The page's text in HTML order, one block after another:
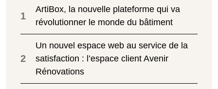
1
ArtiBox, la nouvelle plateforme qui va
révolutionner le monde du bâtiment
2
Un nouvel espace web au service de la
satisfaction : l’espace client Avenir
Rénovations